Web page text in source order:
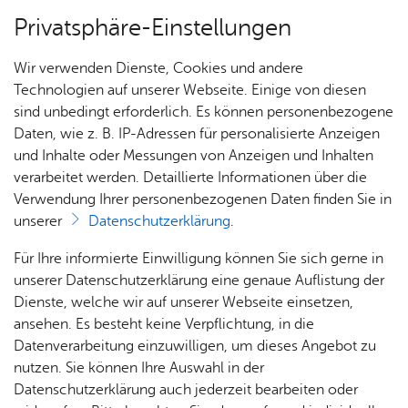
Über­sicht Bür­ger & Stadt
Rat­
haus &
Bür­
ger­
ser­vice
Rat­
häu­ser
Nach­
rich­
ten,
Vi­de­os
& Bil­
der
Me­di­
Jobs
Stel­
len­an­
ge­bo­te
Aus­bil­
dung &
Stu­di­
Bauen
& Um­
welt
Geo­
da­ten
Ge­
sund­
heit &
kum
Dienst­leis­tun­gen A–Z
Vor­le­sen
Aus­kunft aus der Kauf­preis­
samm­lung
Die Kaufpreissammlung enthält die Ergebnisse der
Auswertung von Grundstückskauf- und
Grundstückstauschverträgen sowie von anderen
Vorgängen der Eigentumsübertragung und stellt die
Privatsphäre-Einstellungen
Wir verwenden Dienste, Cookies und andere
Technologien auf unserer Webseite. Einige von diesen
sind unbedingt erforderlich. Es können personenbezogene
Daten, wie z. B. IP-Adressen für personalisierte Anzeigen
und Inhalte oder Messungen von Anzeigen und Inhalten
verarbeitet werden. Detaillierte Informationen über die
Verwendung Ihrer personenbezogenen Daten finden Sie in
unserer
Datenschutzerklärung.
Für Ihre informierte Einwilligung können Sie sich gerne in
unserer Datenschutzerklärung eine genaue Auflistung der
Dienste, welche wir auf unserer Webseite einsetzen,
ansehen. Es besteht keine Verpflichtung, in die
Datenverarbeitung einzuwilligen, um dieses Angebot zu
nutzen. Sie können Ihre Auswahl in der
Datenschutzerklärung auch jederzeit bearbeiten oder